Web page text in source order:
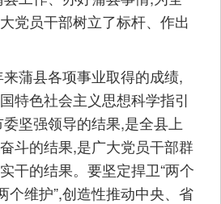
党员干部树立了标杆、作出
蒲县各项事业取得的成绩,
特色社会主义思想科学指引
坚强领导的结果,是全县上
斗的结果,是广大党员干部群
干的结果。要坚定捍卫“两个
个维护”,创造性推动中央、省